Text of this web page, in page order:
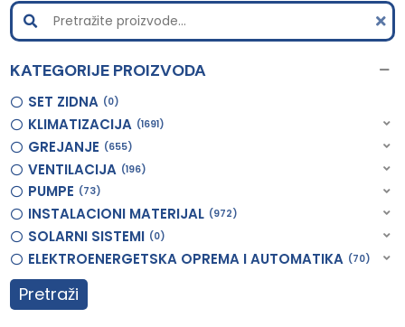
KATEGORIJE PROIZVODA
SET ZIDNA 0
KLIMATIZACIJA 1691
GREJANJE 655
VENTILACIJA 196
PUMPE 73
INSTALACIONI MATERIJAL 972
SOLARNI SISTEMI 0
ELEKTROENERGETSKA OPREMA I AUTOMATIKA 70
Pretraži